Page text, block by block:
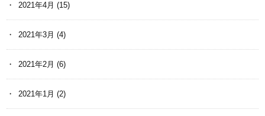
2021年4月 (15)
2021年3月 (4)
2021年2月 (6)
2021年1月 (2)